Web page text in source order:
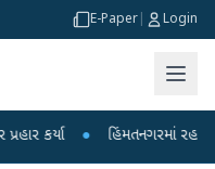
E-Paper Login
● હિંમતનગરમાં રહસ્યમય